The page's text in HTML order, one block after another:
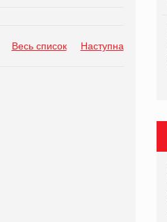
Весь список Наступна